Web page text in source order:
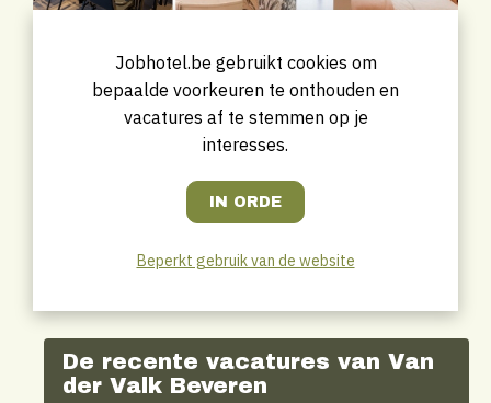
De recente vacatures van Van
der Valk Beveren
Jobhotel.be gebruikt cookies om
bepaalde voorkeuren te onthouden en
vacatures af te stemmen op je
interesses.
Beperkt gebruik van de website